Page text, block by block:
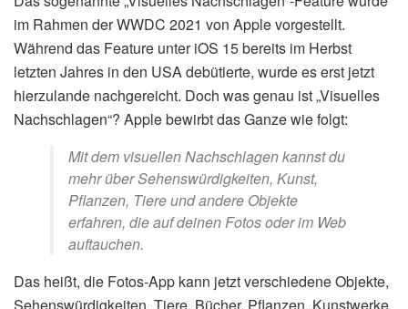
im Rahmen der WWDC 2021 von Apple vorgestellt.
Während das Feature unter iOS 15 bereits im Herbst
letzten Jahres in den USA debütierte, wurde es erst jetzt
hierzulande nachgereicht. Doch was genau ist „Visuelles
Nachschlagen“? Apple bewirbt das Ganze wie folgt:
Mit dem visuellen Nachschlagen kannst du
mehr über Sehenswürdigkeiten, Kunst,
Pflanzen, Tiere und andere Objekte
erfahren, die auf deinen Fotos oder im Web
auftauchen.
Das heißt, die Fotos-App kann jetzt verschiedene Objekte,
Sehenswürdigkeiten, Tiere, Bücher, Pflanzen, Kunstwerke